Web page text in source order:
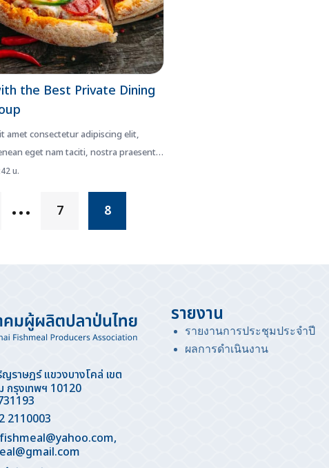
the Best Private Dining
amet consectetur adipiscing elit,
eget nam taciti, nostra praesent
น.
… 7 8
ญราษฎร์ แขวงบางโคล่ เขต
กรุงเทพฯ 10120
2110003
,
รายงาน
รายงานการประชุมประจำปี
ผลการดำเนินงาน